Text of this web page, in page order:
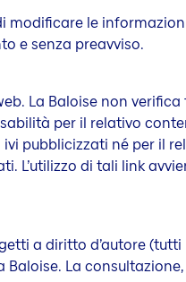
modificare le
e senza preavviso.
La Baloise non verifica
per il relativo
pubblicizzati né per il
L’utilizzo di tali link
a diritto d’autore
La consultazione,